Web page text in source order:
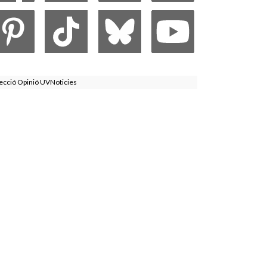
Opinió UVNoticies